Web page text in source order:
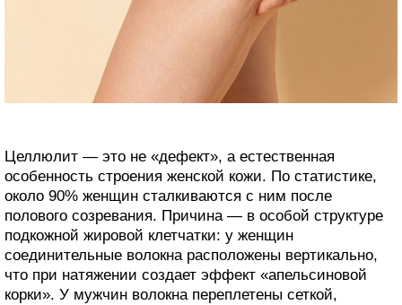
Целлюлит — это не «дефект», а естественная
особенность строения женской кожи. По статистике,
около 90% женщин сталкиваются с ним после
полового созревания. Причина — в особой структуре
подкожной жировой клетчатки: у женщин
соединительные волокна расположены вертикально,
что при натяжении создает эффект «апельсиновой
корки». У мужчин волокна переплетены сеткой,